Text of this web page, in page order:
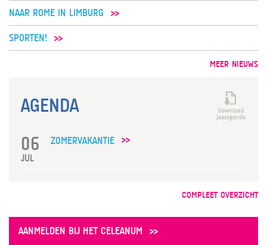
NAAR ROME IN LIMBURG
SPORTEN!
MEER NIEUWS
AGENDA
06
JUL
ZOMERVAKANTIE
COMPLEET OVERZICHT
AANMELDEN BIJ HET CELEANUM